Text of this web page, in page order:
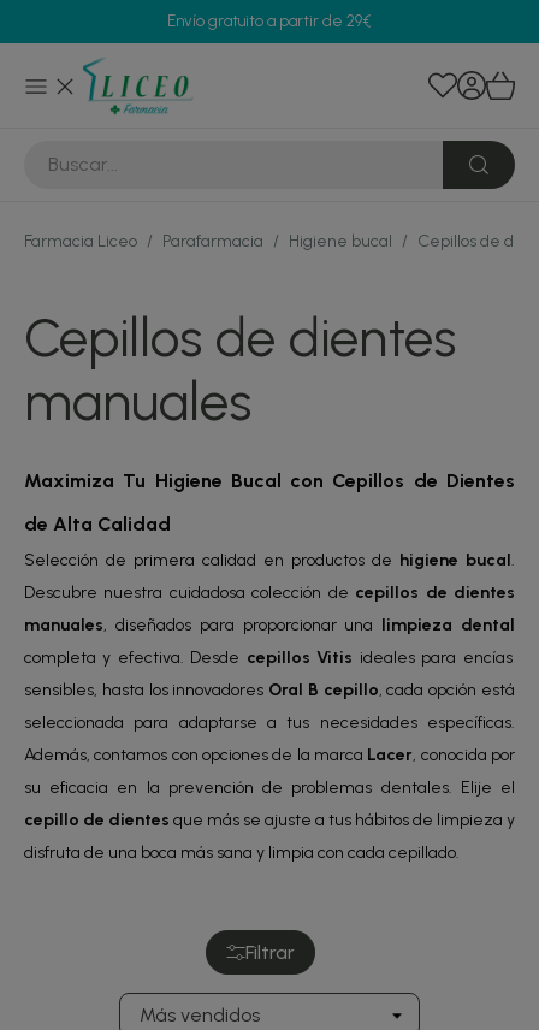
Envío gratuito a partir de 29€
Farmacia Liceo / Parafarmacia / Higiene bucal / Cepillos de
Cepillos de dientes
manuales
Maximiza Tu Higiene Bucal con Cepillos de Dientes
de Alta Calidad
Selección de primera calidad en productos de higiene bucal.
Descubre nuestra cuidadosa colección de cepillos de dientes
manuales, diseñados para proporcionar una limpieza dental
completa y efectiva. Desde cepillos Vitis ideales para encías
sensibles, hasta los innovadores Oral B cepillo, cada opción está
seleccionada para adaptarse a tus necesidades específicas.
Además, contamos con opciones de la marca Lacer, conocida por
su eficacia en la prevención de problemas dentales. Elije el
cepillo de dientes que más se ajuste a tus hábitos de limpieza y
disfruta de una boca más sana y limpia con cada cepillado.
Filtrar